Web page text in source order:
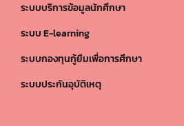
ระบบบริการข้อมูลนักศึกษา
ระบบ E-learning
ระบบกองทุนกู้ยืมเพื่อการศึกษา
ระบบประกันอุบัติเหตุ